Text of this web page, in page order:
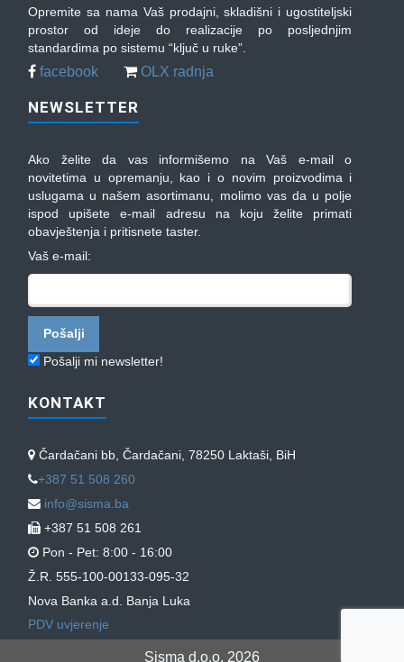
Opremite sa nama Vaš prodajni, skladišni i ugostiteljski
prostor od ideje do realizacije po posljednjim
standardima po sistemu “ključ u ruke”.
facebook OLX radnja
NEWSLETTER
Ako želite da vas informišemo na Vaš e-mail o
novitetima u opremanju, kao i o novim proizvodima i
uslugama u našem asortimanu, molimo vas da u polje
ispod upišete e-mail adresu na koju želite primati
obavještenja i pritisnete taster.
Vaš e-mail:
Pošalji mi newsletter!
KONTAKT
Čardačani bb, Čardačani, 78250 Laktaši, BiH
+387 51 508 260
info@sisma.ba
+387 51 508 261
Pon - Pet: 8:00 - 16:00
Ž.R. 555-100-00133-095-32
Nova Banka a.d. Banja Luka
PDV uvjerenje
Sisma d.o.o. 2026